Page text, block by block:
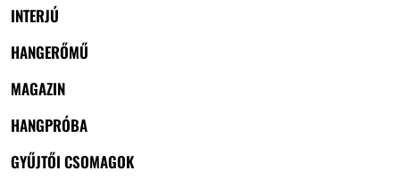
INTERJÚ
HANGERŐMŰ
MAGAZIN
HANGPRÓBA
GYŰJTŐI CSOMAGOK